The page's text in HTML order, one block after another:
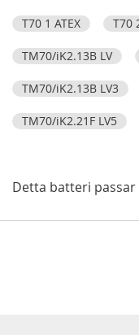
T70 1 ATEX T70
TM70/iK2.13B LV
TM70/iK2.13B LV3
TM70/iK2.21F LV5
Detta batteri